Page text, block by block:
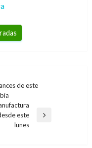
de este
este
lunes